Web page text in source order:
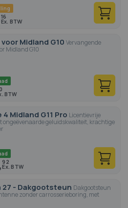
16
Midland G10 Vervangende
Midland G10
4 Midland G11 Pro Licentievrije
ongeëvenaarde geluidskwaliteit, krachtige
92
27 - Dakgootsteun Dakgootsteun
zonder carrosserieboring, met